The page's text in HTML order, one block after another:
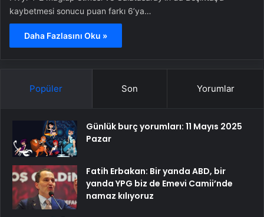
kaybetmesi sonucu puan farkı 6’ya…
Daha Fazlasını Oku »
Popüler Son Yorumlar
Günlük burç yorumları: 11 Mayıs 2025
Pazar
Fatih Erbakan: Bir yanda ABD, bir
yanda YPG biz de Emevi Camii’nde
namaz kılıyoruz